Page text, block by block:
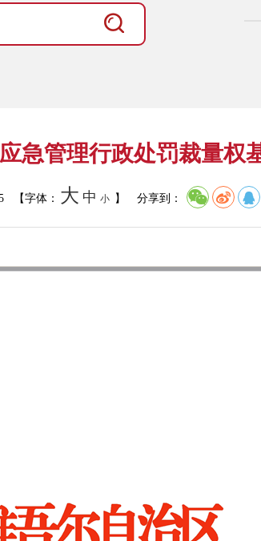
急管理行政处罚裁量权
【字体： 大 中 小 】 分享到：